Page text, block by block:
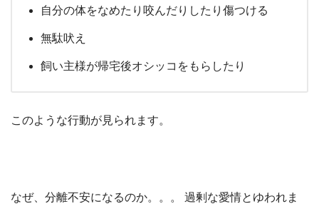
自分の体をなめたり咬んだりしたり傷つける
無駄吠え
飼い主様が帰宅後オシッコをもらしたり
このよう な行動が見られます。
なぜ、分離不安になるのか。。。 過剰な愛情とゆわれま